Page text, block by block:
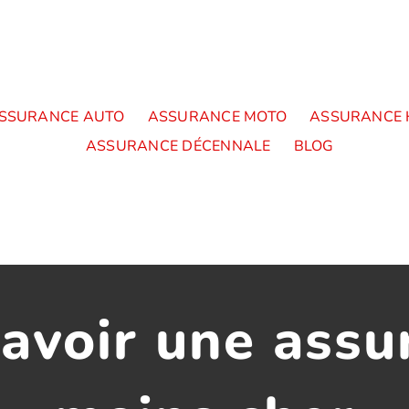
AUTO ASSURANCE MOTO
ASSURANCE
ASSURANCE DÉCENNALE
BLOG
une